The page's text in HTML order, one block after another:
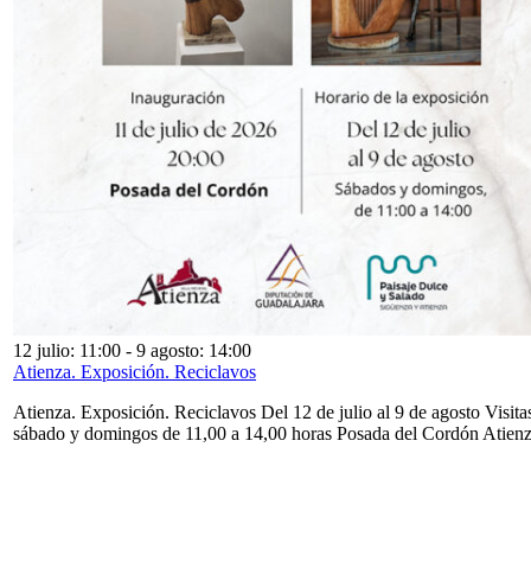
12 julio: 11:00 - 9 agosto: 14:00
Atienza. Exposición. Reciclavos
Atienza. Exposición. Reciclavos Del 12 de julio al 9 de agosto
sábado y domingos de 11,00 a 14,00 horas Posada del Cordón